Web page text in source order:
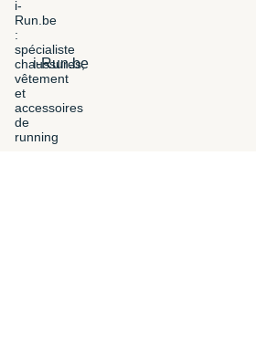
i-Run.be